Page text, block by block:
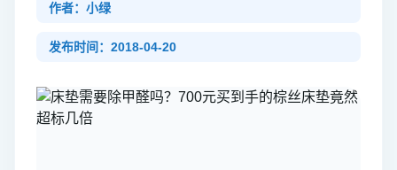
作者：小绿
发布时间：2018-04-20